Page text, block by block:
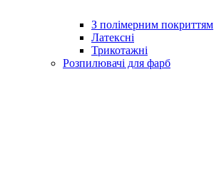
З полімерним покриттям
Латексні
Трикотажні
Розпилювачі для фарб